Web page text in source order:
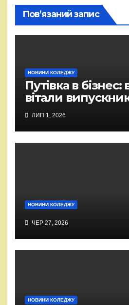
Пов’язаний запис
НОВИНИ КОЛЕДЖУ
Путівка в
вітали
ЛИП 1, 2026
НОВИНИ КОЛЕДЖУ
ЧЕР 27, 2026
НОВИНИ КОЛЕДЖУ